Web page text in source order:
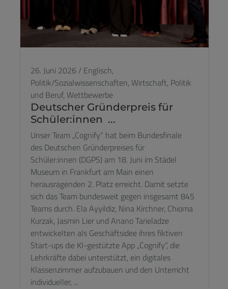
26. Juni 2026 / Englisch,
Politik/Sozialwissenschaften, Wirtschaft, Politik
und Beruf, Wettbewerbe
Deutscher Gründerpreis für
Schüler:innen ...
Unser Team „Cognify“ hat beim Bundesfinale
des Deutschen Gründerpreises für
Schüler:innen (DGPS) am 18. Juni im Städel
Museum in Frankfurt am Main einen
herausragenden 2. Platz erreicht. Damit setzte
sich das Team bundesweit gegen insgesamt 845
Teams durch. Ela Ayyildiz, Nina Kirchner, Chioma
Kurzak, Jasmin Lier und Anano Tarieladze
entwickelten als Geschäftsidee ihres fiktiven
Start-ups die KI-gestützte App „Cognify“, die
Lehrkräfte dabei unterstützt, ein digitales
Klassenzimmer aufzubauen und den Unterricht
individueller, ...